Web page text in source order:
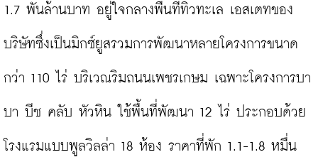
1.7 พันล้านบาท อยู่ใจกลางพื้นที่ทิวทะเล เอสเตทของ
บริษัทซึ่งเป็นมิกซ์ยูสรวมการพัฒนาหลายโครงการขนาด
กว่า 110 ไร่ บริเวณริมถนนเพชรเกษม เฉพาะโครงการบา
บา บีช คลับ หัวหิน ใช้พื้นที่พัฒนา 12 ไร่ ประกอบด้วย
โรงแรมแบบพูลวิลล่า 18 ห้อง ราคาที่พัก 1.1-1.8 หมื่น